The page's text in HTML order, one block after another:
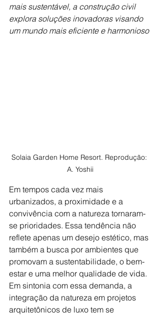
mais sustentável, a construção civil
explora soluções inovadoras visando
um mundo mais eficiente e harmonioso
Solaia Garden Home Resort. Reprodução:
A. Yoshii
Em tempos cada vez mais
urbanizados, a proximidade e a
convivência com a natureza tornaram-
se prioridades. Essa tendência não
reflete apenas um desejo estético, mas
também a busca por ambientes que
promovam a sustentabilidade, o bem-
estar e uma melhor qualidade de vida.
Em sintonia com essa demanda, a
integração da natureza em projetos
arquitetônicos de luxo tem se